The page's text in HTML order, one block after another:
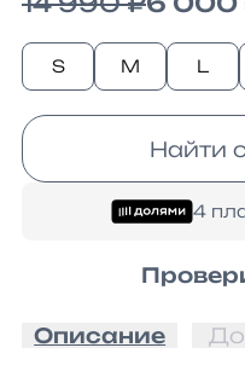
S M L
Найти
4
Описание